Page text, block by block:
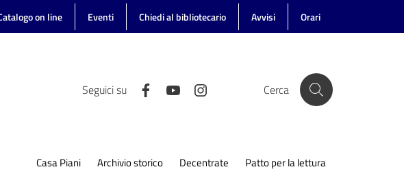
on line Eventi Chiedi al bibliotecario Avvisi Orari
Seguici su Cerca
Casa Piani Archivio storico Decentrate Patto per la lettura